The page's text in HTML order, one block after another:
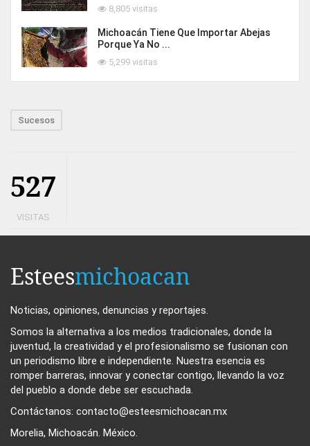
8,805 visitas
Michoacán Tiene Que Importar Abejas
Porque Ya No ...
5,299 visitas
Sucesos
527
VISITAS
Esteesmichoacan
Noticias, opiniones, denuncias y reportajes.
Somos la alternativa a los medios tradicionales, donde la
juventud, la creatividad y el profesionalismo se fusionan con
un periodismo libre e independiente. Nuestra esencia es
romper barreras, innovar y conectar contigo, llevando la voz
del pueblo a donde debe ser escuchada.
Contáctanos: contacto@esteesmichoacan.mx
Morelia, Michoacán. México.